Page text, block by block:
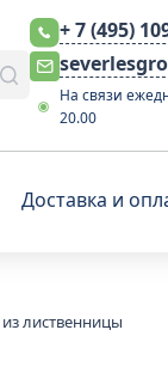
+ 7 (495)
На связи
20.00
Доставка и
лиственницы